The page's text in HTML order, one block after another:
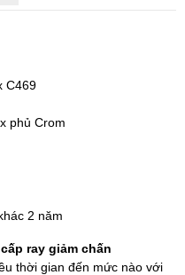
C469
phủ Crom
2 năm
ray giảm chấn
thời gian đến mức nào với